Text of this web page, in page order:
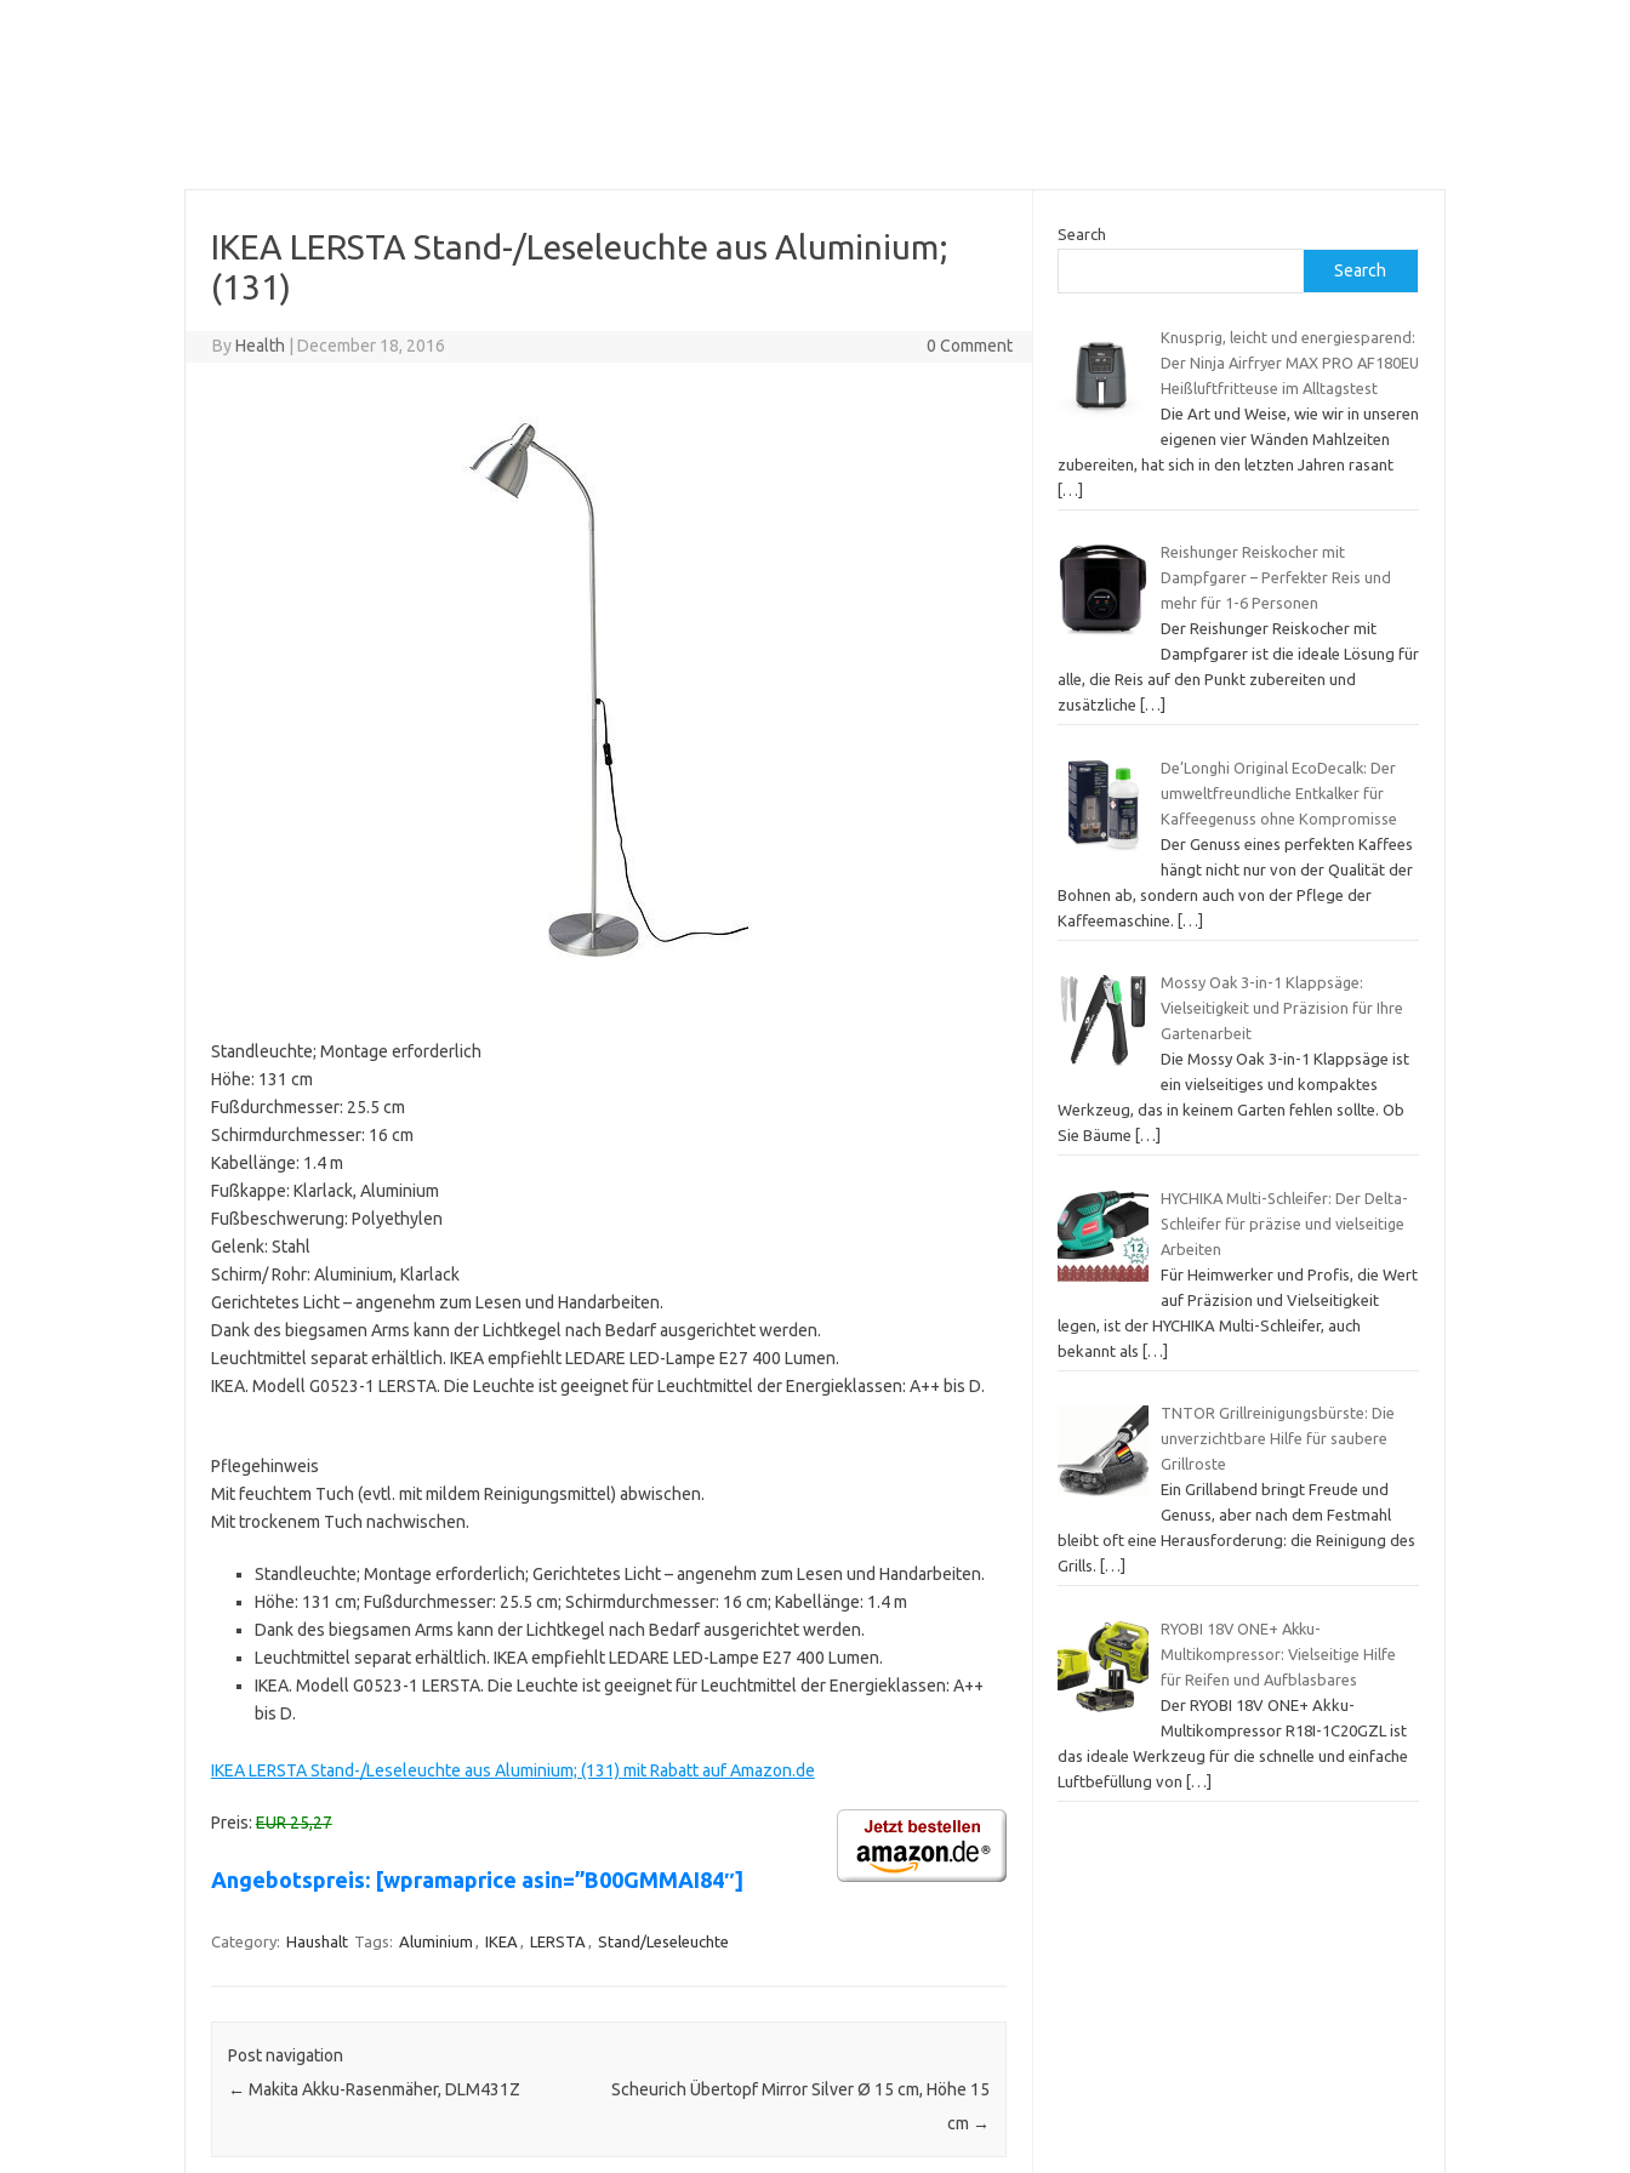
IKEA LERSTA Stand-/Leseleuchte aus Aluminium;
(131)
ByHealth December 18, 2016 0 Comment
Standleuchte; Montage erforderlich
Höhe: 131 cm
Fußdurchmesser: 25.5 cm
Schirmdurchmesser: 16 cm
Kabellänge: 1.4 m
Fußkappe: Klarlack, Aluminium
Fußbeschwerung: Polyethylen
Gelenk: Stahl
Schirm/ Rohr: Aluminium, Klarlack
Gerichtetes Licht – angenehm zum Lesen und Handarbeiten.
Dank des biegsamen Arms kann der Lichtkegel nach Bedarf ausgerichtet werden.
Leuchtmittel separat erhältlich. IKEA empfiehlt LEDARE LED-Lampe E27 400 Lumen.
IKEA. Modell G0523-1 LERSTA. Die Leuchte ist geeignet für Leuchtmittel der Energieklassen: A++ bis D.
Pflegehinweis
Mit feuchtem Tuch (evtl. mit mildem Reinigungsmittel) abwischen.
Mit trockenem Tuch nachwischen.
Standleuchte; Montage erforderlich; Gerichtetes Licht – angenehm zum Lesen und Handarbeiten.
Höhe: 131 cm; Fußdurchmesser: 25.5 cm; Schirmdurchmesser: 16 cm; Kabellänge: 1.4 m
Dank des biegsamen Arms kann der Lichtkegel nach Bedarf ausgerichtet werden.
Leuchtmittel separat erhältlich. IKEA empfiehlt LEDARE LED-Lampe E27 400 Lumen.
IKEA. Modell G0523-1 LERSTA. Die Leuchte ist geeignet für Leuchtmittel der Energieklassen: A++
bis D.
IKEA LERSTA Stand-/Leseleuchte aus Aluminium; (131) mit Rabatt auf Amazon.de
Preis:EUR 25,27
Angebotspreis: [wpramaprice asin=”B00GMMAI84″]
Category: Haushalt Tags: Aluminium , IKEA , LERSTA , Stand/Leseleuchte
Post navigation
← Makita Akku-Rasenmäher, DLM431Z
Scheurich Übertopf Mirror Silver Ø 15 cm, Höhe 15
cm →
Search
Search
Knusprig, leicht und energiesparend:
Der Ninja Airfryer MAX PRO AF180EU
Heißluftfritteuse im Alltagstest
Die Art und Weise, wie wir in unseren
eigenen vier Wänden Mahlzeiten
zubereiten, hat sich in den letzten Jahren rasant
[…]
Reishunger Reiskocher mit
Dampfgarer – Perfekter Reis und
mehr für 1-6 Personen
Der Reishunger Reiskocher mit
Dampfgarer ist die ideale Lösung für
alle, die Reis auf den Punkt zubereiten und
zusätzliche
[…]
De’Longhi Original EcoDecalk: Der
umweltfreundliche Entkalker für
Kaffeegenuss ohne Kompromisse
Der Genuss eines perfekten Kaffees
hängt nicht nur von der Qualität der
Bohnen ab, sondern auch von der Pflege der
Kaffeemaschine.
[…]
Mossy Oak 3-in-1 Klappsäge:
Vielseitigkeit und Präzision für Ihre
Gartenarbeit
Die Mossy Oak 3-in-1 Klappsäge ist
ein vielseitiges und kompaktes
Werkzeug, das in keinem Garten fehlen sollte. Ob
Sie Bäume
[…]
HYCHIKA Multi-Schleifer: Der Delta-
Schleifer für präzise und vielseitige
Arbeiten
Für Heimwerker und Profis, die Wert
auf Präzision und Vielseitigkeit
legen, ist der HYCHIKA Multi-Schleifer, auch
bekannt als
[…]
TNTOR Grillreinigungsbürste: Die
unverzichtbare Hilfe für saubere
Grillroste
Ein Grillabend bringt Freude und
Genuss, aber nach dem Festmahl
bleibt oft eine Herausforderung: die Reinigung des
Grills.
[…]
RYOBI 18V ONE+ Akku-
Multikompressor: Vielseitige Hilfe
für Reifen und Aufblasbares
Der RYOBI 18V ONE+ Akku-
Multikompressor R18I-1C20GZL ist
das ideale Werkzeug für die schnelle und einfache
Luftbefüllung von
[…]